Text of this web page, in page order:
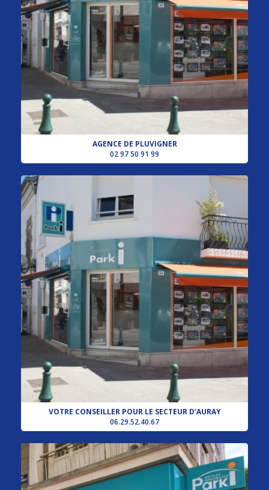
AGENCE DE PLUVIGNER
02 97 50 91 99
VOTRE CONSEILLER POUR LE SECTEUR D’AURAY
06.29.52.40.67